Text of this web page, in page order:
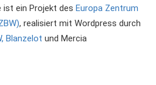
ist ein Projekt des Europa Zentrum
, realisiert mit Wordpress durch
Blanzelot und Mercia